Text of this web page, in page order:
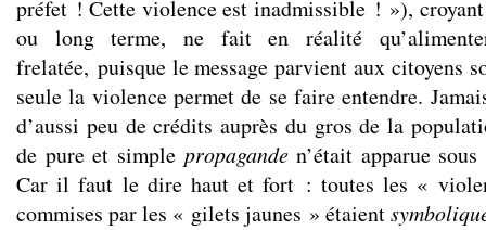
préfet ! Cette violence est inadmissible ! »),
ou long terme, ne fait en réalité
frelatée, puisque le message parvient aux citoyens
seule la violence permet de se faire entendre.
d’aussi peu de crédits auprès du gros de la
de pure et simple propaganden’était apparue
Car il faut le dire haut et fort : toutes les «
commises par les « gilets jaunes » étaient